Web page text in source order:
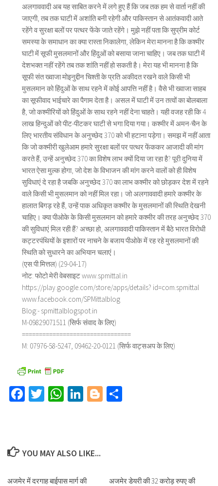
अलगाववादी अब यह साबित करने में लगे हुए हैं कि जब तक हम से वार्ता नहीं की
जाएगी, तब तक घाटी में अशांति बनी रहेगी और पाकिस्तान से आतंकवादी आते
रहेंगे व सुरक्षा बलों पर पत्थर फेंके जाते रहेंगे। मुझे नहीं पता कि सुप्रीम कोर्ट
समस्या के समाधान का क्या रास्ता निकालेगा, लेकिन मेरा मानना है कि कश्मीर
घाटी में सूफी मुसलमानों और हिंदुओं को बसाया जाना चाहिए। जब तक घाटी में
देशभक्त नहीं रहेंगे तब तक शांति नहीं हो सकती है। मेरा यह भी मानना है कि
सूफी संत ख्वाजा मोइनुद्दीन चिश्ती के प्रति अकीदत रखने वाले किसी भी
मुसलमान को हिंदुओं के साथ रहने में कोई आपत्ति नहीं है। वैसे भी ख्वाजा साहब
का सूफीवाद भाईचारे का पैगाम देता है। असल में घाटी में उन तत्वों का बोलबाला
है, जो कश्मीरियों को हिंदुओं के साथ रहने नहीं देना चाहते। यही वजह रही कि 4
लाख हिन्दुओं को पीट-पीटकर घाटी से भगा दिया गया। कश्मीर में अमन-चैन के
लिए भारतीय संविधान के अनुच्छेद 370 को भी हटाना पड़ेगा। समझ में नहीं आता
कि जो कश्मीरी खुलेआम हमारे सुरक्षा बलों पर पत्थर फेंककर आजादी की मांग
करते हैं, उन्हें अनुच्छेद 370 का विशेष लाभ क्यों दिया जा रहा है? पूरी दुनिया में
भारत ऐसा मुल्क होगा, जो देश के विभाजन की मांग करने वालों को ही विशेष
सुविधाएं दे रहा है जबकि अनुच्छेद 370 का लाभ कश्मीर को छोड़कर देश में रहने
वाले किसी भी मुसलमान को नहीं मिल रहा। जो अलगाववादी हमारे कश्मीर के
हालात बिगड़ रहे हैं, उन्हें पाक अधिकृत कश्मीर के मुसलमानों की स्थिति देखनी
चाहिए। क्या पीओके के किसी मुसलमान को हमारे कश्मीर की तरह अनुच्छेद 370
की सुविधाएं मिल रही हैं? अच्छा हो, अलगाववादी पाकिस्तान में बैठे भारत विरोधी
कट्टरपंथियों के इशारों पर नाचने के बजाय पीओके में रह रहे मुसलमानों की
स्थिति को सुधारने का अभियान चलाएं।
(एस.पी.मित्तल) (29-04-17)
नोट: फोटो मेरी वेबसाइट www.spmittal.in
https://play.google.com/store/apps/details? id=com.spmittal
www.facebook.com/SPMittalblog
Blog:- spmittalblogspot.in
M-09829071511 (सिर्फ संवाद के लिए)
================================
M: 07976-58-5247, 09462-20-0121 (सिर्फ वाट्सअप के लिए)
Facebook
TwitterWhatsApp
LinkedIn
Blogger
YOU MAY ALSO LIKE...
अजमेर में दरगाह बाईपास मार्ग की
अजमेर डेयरी की 32 करोड़ रुपए की